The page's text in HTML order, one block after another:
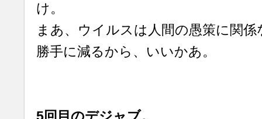
け。
まあ、ウイルスは人間の愚策に関
勝手に減るから、いいかあ。